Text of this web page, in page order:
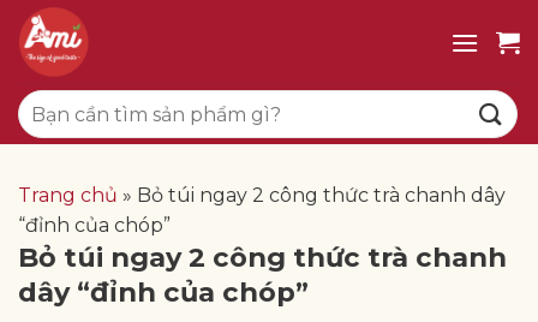
qua
dung
Tìm
kiếm:
Trang chủ » Bỏ túi ngay 2 công thức trà chanh dây
“đỉnh của chóp”
Bỏ túi ngay 2 công thức trà chanh
dây “đỉnh của chóp”